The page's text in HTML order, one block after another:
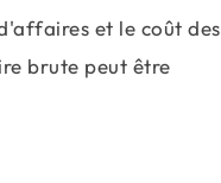
et le coût des
brute peut être